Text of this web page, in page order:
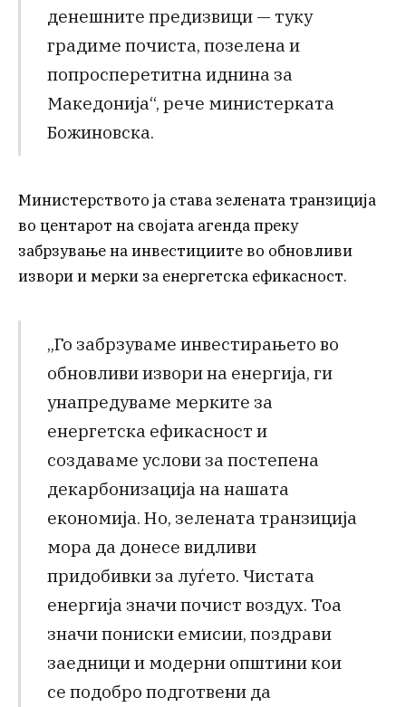
денешните предизвици — туку
градиме почиста, позелена и
попросперетитна иднина за
Македонија“, рече министерката
Божиновска.
Министерството ја става зелената транзиција
во центарот на својата агенда преку
забрзување на инвестициите во обновливи
извори и мерки за енергетска ефикасност.
„Го забрзуваме инвестирањето во
обновливи извори на енергија, ги
унапредуваме мерките за
енергетска ефикасност и
создаваме услови за постепена
декарбонизација на нашата
економија. Но, зелената транзиција
мора да донесе видливи
придобивки за луѓето. Чистата
енергија значи почист воздух. Тоа
значи пониски емисии, поздрави
заедници и модерни општини кои
се подобро подготвени да